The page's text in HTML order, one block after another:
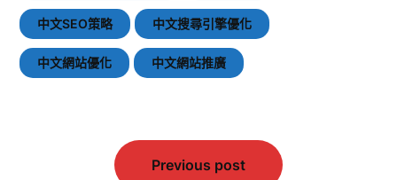
中文SEO策略 中文搜尋引擎優化
中文網站優化 中文網站推廣
Previous post